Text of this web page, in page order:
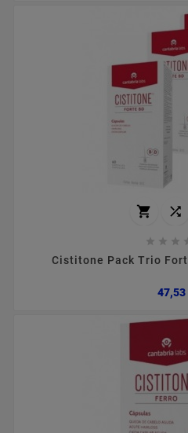
 
  
Cistitone Pack Trio
47,53